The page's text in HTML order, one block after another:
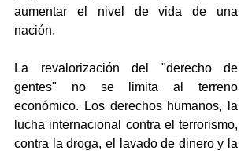
aumentar el nivel de vida de una
nación.
La revalorización del "derecho de
gentes" no se limita al terreno
económico. Los derechos humanos, la
lucha internacional contra el terrorismo,
contra la droga, el lavado de dinero y la